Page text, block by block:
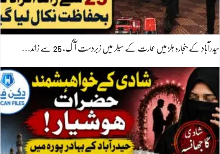
حیدرآباد کے بنجارہ ہلز میں عمارت کے سیلر میں زبردست آگ، 25 سے زائد…